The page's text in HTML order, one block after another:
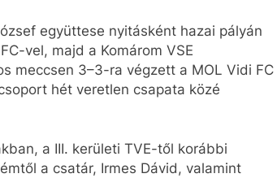
együttese nyitásként hazai pályán
vel, majd a Komárom VSE
meccsen 3–3-ra végzett a MOL Vidi FC
hét veretlen csapata közé
a III. kerületi TVE-től korábbi
a csatár, Irmes Dávid, valamint